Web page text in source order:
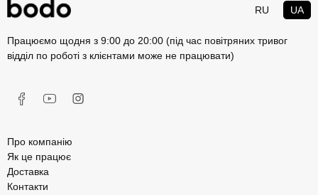
RU UA
Працюємо щодня з 9:00 до 20:00 (під час повітряних тривог
відділ по роботі з клієнтами може не працювати)
Про компанію
Як це працює
Доставка
Контакти